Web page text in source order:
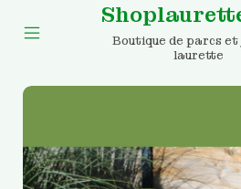
content
Toggle
Boutique de parcs
laurette